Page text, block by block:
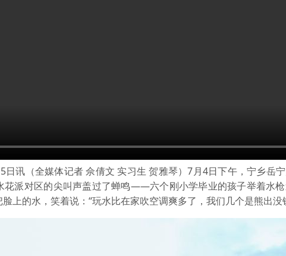
讯（全媒体记者 佘倩文 实习生 贺雅琴）7月4日下午，宁乡岳
花派对区的尖叫声盖过了蝉鸣——六个刚小学毕业的孩子举着水
上的水，笑着说：“玩水比在家吹空调爽多了，我们几个是熊出